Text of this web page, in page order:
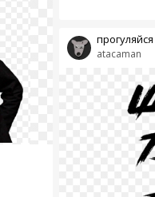
atacaman
прогуляйся